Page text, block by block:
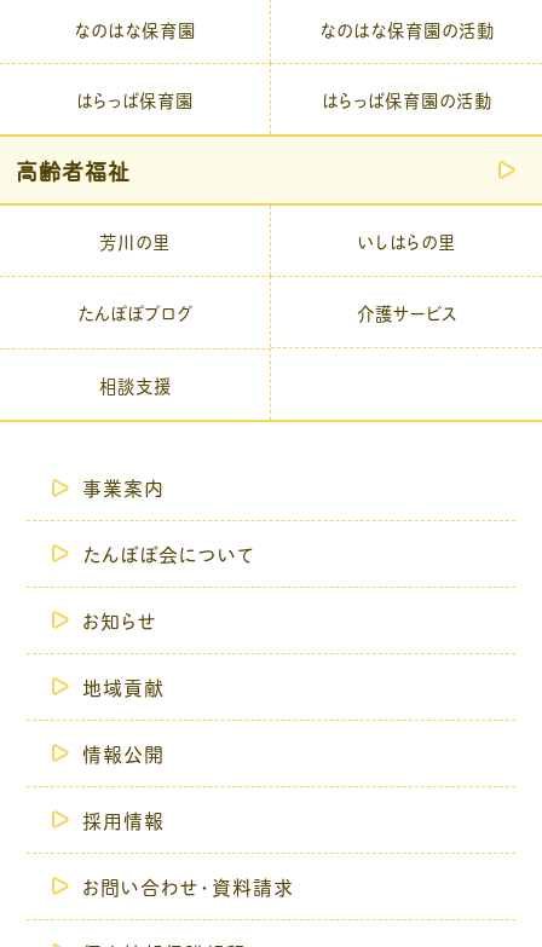
なのはな保育園 なのはな保育園の活動
はらっぱ保育園 はらっぱ保育園の活動
高齢者福祉
芳川の里 いしはらの里
たんぽぽブログ 介護サービス
相談支援
事業案内
たんぽぽ会について
お知らせ
地域貢献
情報公開
採用情報
お問い合わせ・資料請求